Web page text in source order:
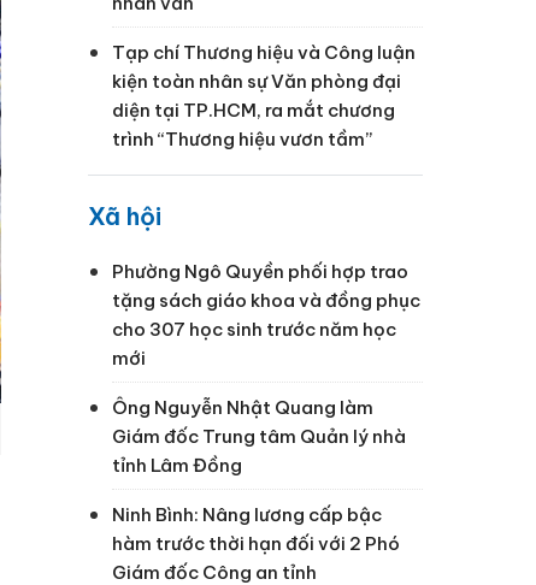
Tạp chí Thương hiệu và Công luận
kiện toàn nhân sự Văn phòng đại
diện tại TP.HCM, ra mắt chương
trình “Thương hiệu vươn tầm”
Xã hội
Phường Ngô Quyền phối hợp trao
tặng sách giáo khoa và đồng phục
cho 307 học sinh trước năm học
mới
Ông Nguyễn Nhật Quang làm
Giám đốc Trung tâm Quản lý nhà
tỉnh Lâm Đồng
Ninh Bình: Nâng lương cấp bậc
hàm trước thời hạn đối với 2 Phó
Giám đốc Công an tỉnh